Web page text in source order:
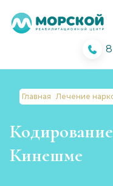
Главная Лечение
Кинешме